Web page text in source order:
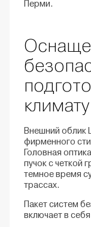
Перми.
климату
Внешний облик
фирменного
Головная
пучок с четкой
темное время
трассах.
Пакет систем
включает в